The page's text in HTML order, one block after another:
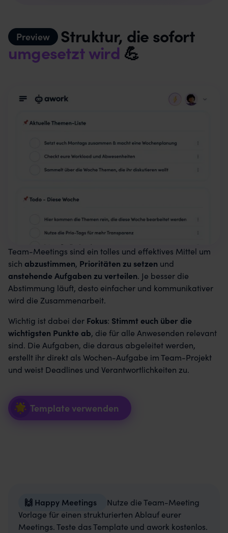
Preview Struktur, die sofort
umgesetzt wird💪
Team-Meetings sind ein tolles und effektives Mittel um
sich abzustimmen, Prioritäten zu setzen und
anstehende Aufgaben zu verteilen. Je besser die
Abstimmung läuft, desto einfacher und kommunikativer
wird die Zusammenarbeit.
Wichtig ist dabei der Fokus: Stimmt euch über die
wichtigsten Punkte ab, die für alle Anwesenden relevant
sind. Die Aufgaben, die daraus abgeleitet werden,
erstellt ihr direkt als Wochen-Aufgabe im Team-Projekt
und weist Deadlines und Verantwortlichkeiten zu.
Template verwenden
Nutze die Team-Meeting
Vorlage für einen strukturierten Ablauf eurer
Meetings. Teste das Template und awork kostenlos.